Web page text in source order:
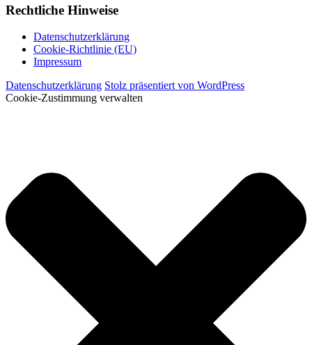
Rechtliche Hinweise
Datenschutzerklärung
Cookie-Richtlinie (EU)
Impressum
Datenschutzerklärung Stolz präsentiert von WordPress
Cookie-Zustimmung verwalten